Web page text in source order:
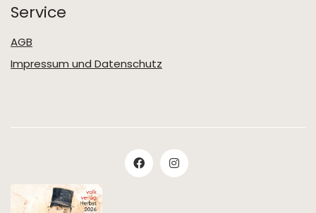
Service
AGB
Impressum und Datenschutz